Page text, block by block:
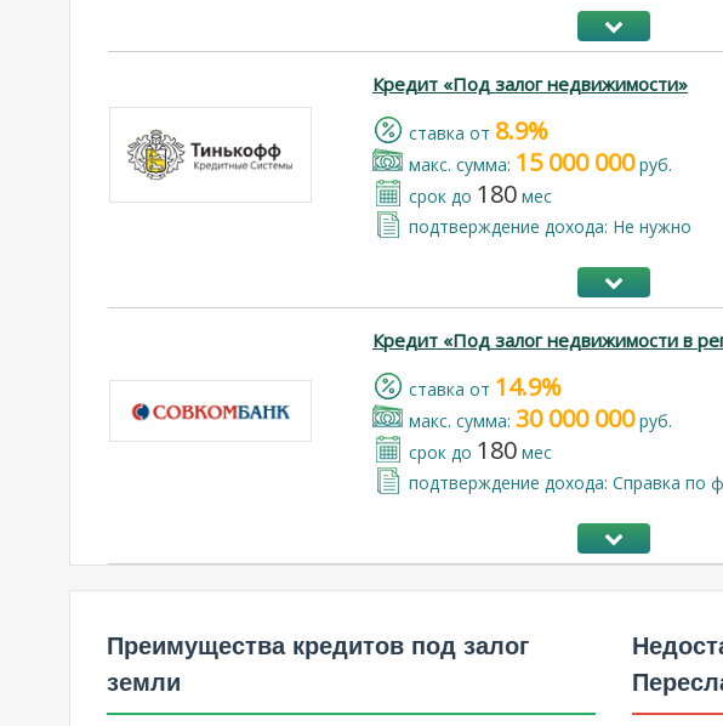
Кредит «Под залог недвижимости»
cтавка от 8.9%
макс. сумма: 15 000 000руб.
срок до 180 мес
подтверждение дохода: Не нужно
Кредит «Под залог недвижимости в
cтавка от 14.9%
макс. сумма: 30 000 000руб.
срок до 180 мес
подтверждение дохода: Справка по
Преимущества кредитов под залог
земли